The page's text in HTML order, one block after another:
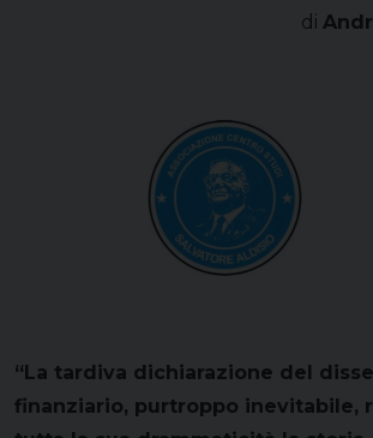
di
“La tardiva dichiarazione del
finanziario, purtroppo inevitabile,